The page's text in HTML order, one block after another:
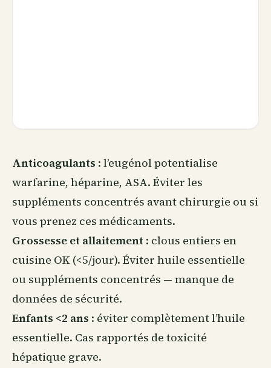
Anticoagulants : l’eugénol potentialise
warfarine, héparine, ASA. Éviter les
suppléments concentrés avant chirurgie ou si
vous prenez ces médicaments.
Grossesse et allaitement : clous entiers en
cuisine OK (<5/jour). Éviter huile essentielle
ou suppléments concentrés — manque de
données de sécurité.
Enfants <2 ans : éviter complètement l’huile
essentielle. Cas rapportés de toxicité
hépatique grave.